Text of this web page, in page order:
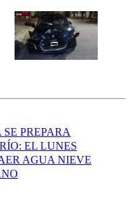
PREPARA
EL LUNES
AGUA NIEVE